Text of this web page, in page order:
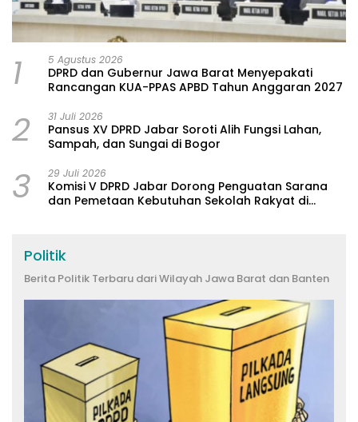
1 5 Agustus 2026
DPRD dan Gubernur Jawa Barat Menyepakati
Rancangan KUA-PPAS APBD Tahun Anggaran 2027
2 31 Juli 2026
Pansus XV DPRD Jabar Soroti Alih Fungsi Lahan,
Sampah, dan Sungai di Bogor
3 29 Juli 2026
Komisi V DPRD Jabar Dorong Penguatan Sarana
dan Pemetaan Kebutuhan Sekolah Rakyat di
Politik
Berita Politik Terbaru dari Wilayah Jawa Barat dan Banten